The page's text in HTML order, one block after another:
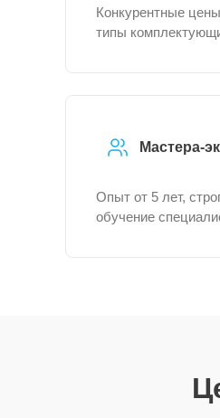
Конкурентные
типы
Мастера-
Опыт от 5 лет,
обучение